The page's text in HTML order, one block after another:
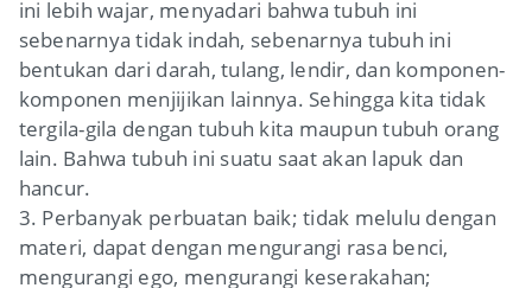
ini lebih wajar, menyadari bahwa tubuh ini
sebenarnya tidak indah, sebenarnya tubuh ini
bentukan dari darah, tulang, lendir, dan komponen-
komponen menjijikan lainnya. Sehingga kita tidak
tergila-gila dengan tubuh kita maupun tubuh orang
lain. Bahwa tubuh ini suatu saat akan lapuk dan
hancur.
3. Perbanyak perbuatan baik; tidak melulu dengan
materi, dapat dengan mengurangi rasa benci,
mengurangi ego, mengurangi keserakahan;